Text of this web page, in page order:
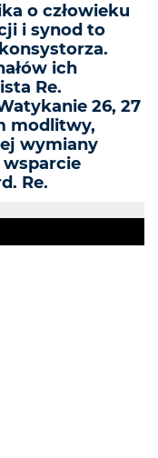
o człowieku
i synod to
ich
Re.
26, 27
modlitwy,
wymiany
wsparcie
Re.